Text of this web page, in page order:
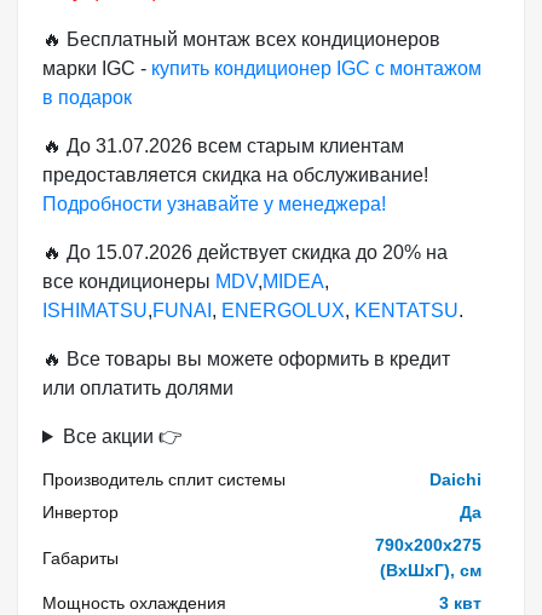
🔥 Бесплатный монтаж всех кондиционеров
марки IGC - купить кондиционер IGC с монтажом
в подарок
🔥 До 31.07.2026 всем старым клиентам
предоставляется скидка на обслуживание!
Подробности узнавайте у менеджера!
🔥 До 15.07.2026 действует скидка до 20% на
все кондиционеры MDV,MIDEA,
ISHIMATSU,FUNAI , ENERGOLUX, KENTATSU.
🔥 Все товары вы можете оформить в кредит
или оплатить долями
Все акции 👉
Производитель сплит системы
Daichi
Инвертор
Да
Габариты
790x200x275
(ВхШхГ), см
Мощность охлаждения
3 квт